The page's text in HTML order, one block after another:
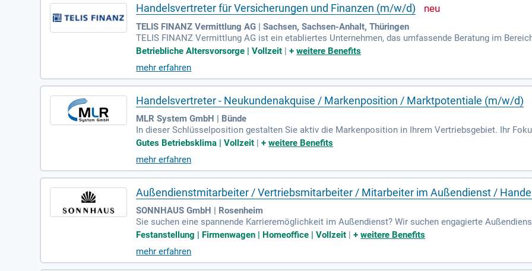
Handelsvertreter für Versicherungen und Finanzen (m/w/d)
TELIS FINANZ Vermittlung AG | Sachsen, Sachsen-Anhalt, Thüringen
TELIS FINANZ Vermittlung AG ist ein etabliertes Unternehmen, das umfassende Beratung im
ßgeschneiderten Lösungen für Versicherungen und Finanzen garantieren individuelle Betreuung.
chnetes Fachwissen und orientiert sich stets an den Bedürfnissen unserer Kunden. Wir suchen
alt und Thüringen, die in einem dynamischen Umfeld wachsen möchten. Langfristige
ich zu sein. Entdecken Sie Ihre Karrieremöglichkeiten bei TELIS FINANZ und gestalten Sie Ihre
Betriebliche Altersvorsorge | Vollzeit |+weitere Benefits
mehr erfahren
Handelsvertreter - Neukundenakquise / Markenposition / Marktpotentiale (m/w/d)
MLR System GmbH | Bünde
In dieser Schlüsselposition gestalten Sie aktiv die Markenposition in Ihrem Vertriebsgebiet. Ihr
eukunden aus der Möbelindustrie, dem Handwerk und dem Handel. Dabei bringen Sie wertvolles
e enge Zusammenarbeit mit dem Vertriebsinnendienst und der Geschäftsführung sichert den
Betriebswirtschaftslehre oder einem vergleichbaren Fach sowie erste Erfahrungen im Möbel-
Gutes Betriebsklima | Vollzeit |+weitere Benefits
mehr erfahren
Außendienstmitarbeiter / Vertriebsmitarbeiter / Mitarbeiter im Außendienst /
SONNHAUS GmbH | Rosenheim
Sie suchen eine spannende Karrieremöglichkeit im Außendienst? Wir suchen engagierte
orhang-, Gardinen-, Möbelstoffen und Bodenbelägen in Ober- und Niederbayern. In Regionen wie
Handwerkskunden sowie die Projektunterstützung. Mit Ihrer Vertriebsfreude und Ihrem
HAUS. Werden Sie Teil unseres dynamischen Teams und tragen Sie zum Wachstum unseres
Festanstellung | Firmenwagen | Homeoffice | Vollzeit |+weitere Benefits
mehr erfahren